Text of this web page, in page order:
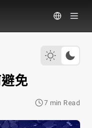
免
7 min Read